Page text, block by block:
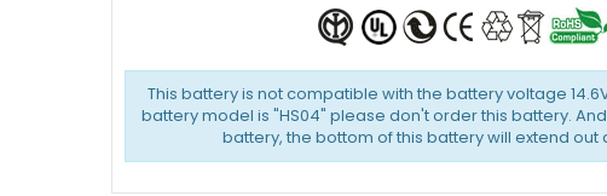
This battery is not compatible with the battery voltage
battery model is "HS04" please don't order this battery.
battery, the bottom of this battery will extend out